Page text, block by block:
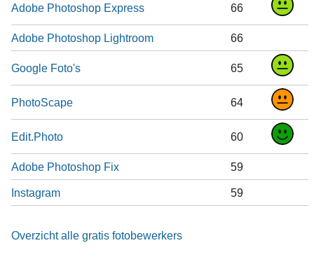
Adobe Photoshop Express 66
Adobe Photoshop Lightroom 66
Google Foto's 65
PhotoScape 64
Edit.Photo 60
Adobe Photoshop Fix 59
Instagram 59
Overzicht alle gratis fotobewerkers